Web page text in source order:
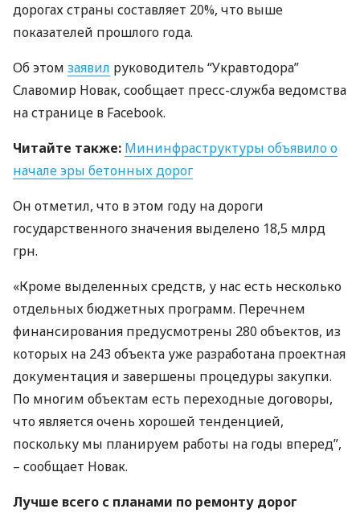
дорогах страны составляет 20%, что выше
показателей прошлого года.
Об этом заявил руководитель “Укравтодора”
Славомир Новак, сообщает пресс-служба ведомства
на странице в Facebook.
Читайте также: Мининфраструктуры объявило о
начале эры бетонных дорог
Он отметил, что в этом году на дороги
государственного значения выделено 18,5 млрд
грн.
«Кроме выделенных средств, у нас есть несколько
отдельных бюджетных программ. Перечнем
финансирования предусмотрены 280 объектов, из
которых на 243 объекта уже разработана проектная
документация и завершены процедуры закупки.
По многим объектам есть переходные договоры,
что является очень хорошей тенденцией,
поскольку мы планируем работы на годы вперед”,
– сообщает Новак.
Лучше всего с планами по ремонту дорог